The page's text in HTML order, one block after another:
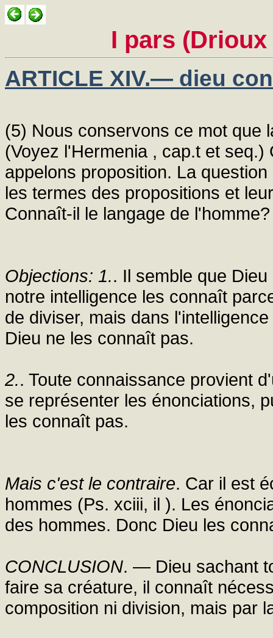
I pars (Drioux
ARTICLE XIV.— dieu
(5) Nous conservons ce mot que
(Voyez l'Hermenia , cap.t et
appelons proposition. La
les termes des propositions et
Connaît-il le langage de l'homme?
Objections: 1.. Il semble que
notre intelligence les connaît
de diviser, mais dans
Dieu ne les connaît pas.
2.. Toute connaissance provient
se représenter les énonciations,
les connaît pas.
Mais c'est le contraire. Car il est
hommes (Ps. xciii, il ). Les
des hommes. Donc Dieu les
CONCLUSION. — Dieu sachant
faire sa créature, il connaît
composition ni division, mais par